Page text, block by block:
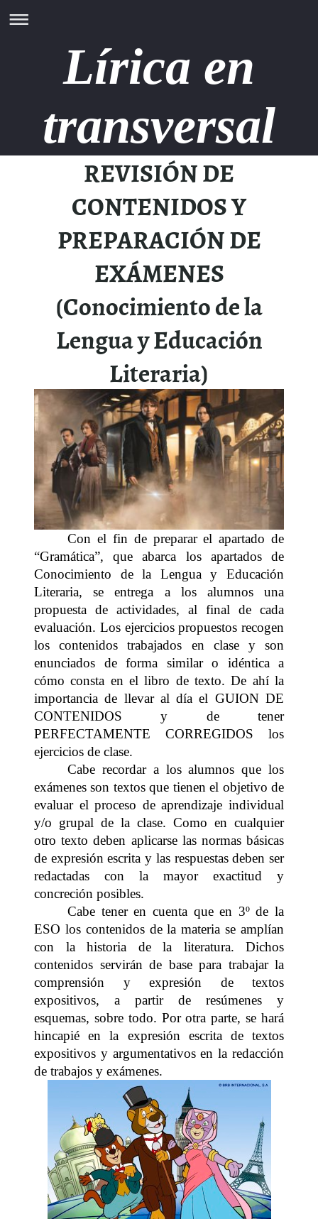
Lírica en
transversal
REVISIÓN DE
CONTENIDOS Y
PREPARACIÓN DE
EXÁMENES
(Conocimiento de la
Lengua y Educación
Literaria)
Con el fin de preparar el apartado de
“Gramática”, que abarca los apartados de
Conocimiento de la Lengua y Educación
Literaria, se entrega a los alumnos una
propuesta de actividades, al final de cada
evaluación. Los ejercicios propuestos recogen
los contenidos trabajados en clase y son
enunciados de forma similar o idéntica a
cómo consta en el libro de texto. De ahí la
importancia de llevar al día el GUION DE
CONTENIDOS y de tener
PERFECTAMENTE CORREGIDOS los
ejercicios de clase.
Cabe recordar a los alumnos que los
exámenes son textos que tienen el objetivo de
evaluar el proceso de aprendizaje individual
y/o grupal de la clase. Como en cualquier
otro texto deben aplicarse las normas básicas
de expresión escrita y las respuestas deben ser
redactadas con la mayor exactitud y
concreción posibles.
Cabe tener en cuenta que en 3º de la
ESO los contenidos de la materia se amplían
con la historia de la literatura. Dichos
contenidos servirán de base para trabajar la
comprensión y expresión de textos
expositivos, a partir de resúmenes y
esquemas, sobre todo. Por otra parte, se hará
hincapié en la expresión escrita de textos
expositivos y argumentativos en la redacción
de trabajos y exámenes.